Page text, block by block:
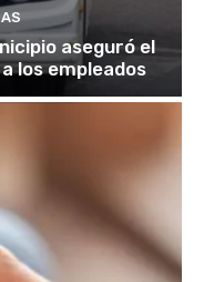
aseguró el
los empleados